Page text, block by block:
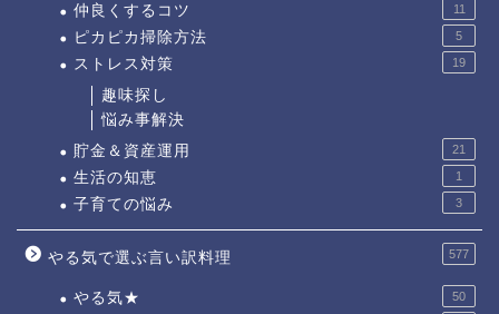
仲良くするコツ 11
ピカピカ掃除方法 5
ストレス対策 19
趣味探し
悩み事解決
貯金＆資産運用
21
生活の知恵 1
子育ての悩み 3
やる気で選ぶ言い訳料理 577
やる気★ 50